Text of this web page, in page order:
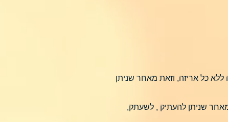
כל אריזה, וזאת מאחר שניתן
מאחר שניתן להעתיק , לשעתק,